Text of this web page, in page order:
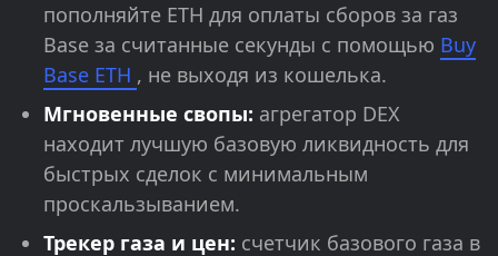
пополняйте ETH для оплаты сборов за газ
Base за считанные секунды с помощью Buy
Base ETH , не выходя из кошелька.
Мгновенные свопы: агрегатор DEX
находит лучшую базовую ликвидность для
быстрых сделок с минимальным
проскальзыванием.
Трекер газа и цен: счетчик базового газа в